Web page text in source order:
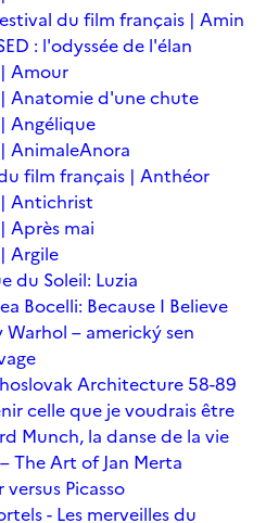
du film français | Amin
: l'odyssée de l'élan
Amour
Anatomie d'une chute
Angélique
AnimaleAnora
film français | Anthéor
Antichrist
Après mai
Argile
du Soleil: Luzia
Bocelli: Because I Believe
– americký sen
Architecture 58-89
celle que je voudrais être
Munch, la danse de la vie
The Art of Jan Merta
Picasso
- Les merveilles du